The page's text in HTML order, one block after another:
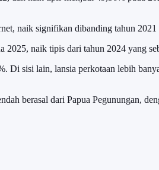
naik signifikan dibanding tahun 2021
2025, naik tipis dari tahun 2024 yang
Di sisi lain, lansia perkotaan lebih
berasal dari Papua Pegunungan,